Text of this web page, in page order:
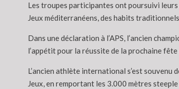
Les troupes participantes ont poursuivi
Jeux méditerranéens, des habits
Dans une déclaration à l’APS, l’ancien
l’appétit pour la réussite de la prochaine fête
L’ancien athlète international s’est souvenu
Jeux, en remportant les 3.000 mètres